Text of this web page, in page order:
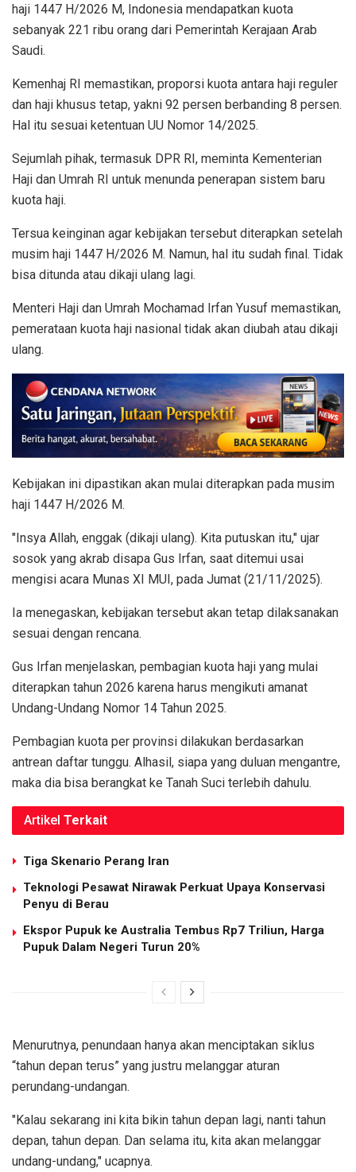
haji 1447 H/2026 M, Indonesia mendapatkan kuota
sebanyak 221 ribu orang dari Pemerintah Kerajaan Arab
Saudi.
Kemenhaj RI memastikan, proporsi kuota antara haji reguler
dan haji khusus tetap, yakni 92 persen berbanding 8 persen.
Hal itu sesuai ketentuan UU Nomor 14/2025.
Sejumlah pihak, termasuk DPR RI, meminta Kementerian
Haji dan Umrah RI untuk menunda penerapan sistem baru
kuota haji.
Tersua keinginan agar kebijakan tersebut diterapkan setelah
musim haji 1447 H/2026 M. Namun, hal itu sudah final. Tidak
bisa ditunda atau dikaji ulang lagi.
Menteri Haji dan Umrah Mochamad Irfan Yusuf memastikan,
pemerataan kuota haji nasional tidak akan diubah atau dikaji
ulang.
Kebijakan ini dipastikan akan mulai diterapkan pada musim
haji 1447 H/2026 M.
"Insya Allah, enggak (dikaji ulang). Kita putuskan itu," ujar
sosok yang akrab disapa Gus Irfan, saat ditemui usai
mengisi acara Munas XI MUI, pada Jumat (21/11/2025).
Ia menegaskan, kebijakan tersebut akan tetap dilaksanakan
sesuai dengan rencana.
Gus Irfan menjelaskan, pembagian kuota haji yang mulai
diterapkan tahun 2026 karena harus mengikuti amanat
Undang-Undang Nomor 14 Tahun 2025.
Pembagian kuota per provinsi dilakukan berdasarkan
antrean daftar tunggu. Alhasil, siapa yang duluan mengantre,
maka dia bisa berangkat ke Tanah Suci terlebih dahulu.
Artikel Terkait
Tiga Skenario Perang Iran
Teknologi Pesawat Nirawak Perkuat Upaya Konservasi
Penyu di Berau
Ekspor Pupuk ke Australia Tembus Rp7 Triliun, Harga
Pupuk Dalam Negeri Turun 20%
Menurutnya, penundaan hanya akan menciptakan siklus
“tahun depan terus” yang justru melanggar aturan
perundang-undangan.
"Kalau sekarang ini kita bikin tahun depan lagi, nanti tahun
depan, tahun depan. Dan selama itu, kita akan melanggar
undang-undang," ucapnya.